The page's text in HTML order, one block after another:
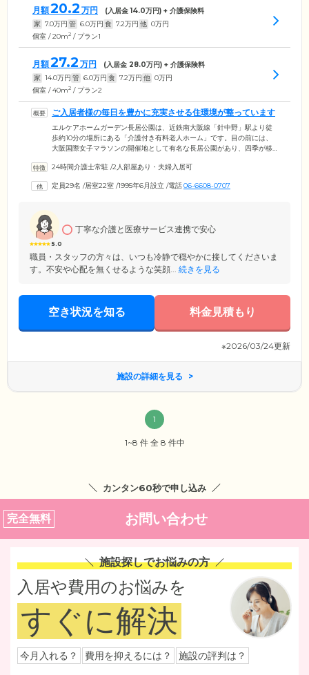
月額20.2 万円 (入居金14.0万円) + 介護保険料
家 7.0万円 管 6.0万円 食 7.2万円 他 0万円
個室 / 20m2 / プラン1
月額27.2 万円 (入居金 28.0万円) + 介護保険料
家 14.0万円 管 6.0万円 食 7.2万円 他 0万円
個室 / 40m2 / プラン2
ご入居者様の毎日を豊かに充実させる住環境が整っています
エルケアホームガーデン長居公園は、近鉄南大阪線「針中野」駅より徒
歩約10分の場所にある「介護付き有料老人ホーム」です。目の前には、
大阪国際女子マラソンの開催地として有名な長居公園があり、四季が移
も最適。近隣から駅の周辺にはショッピング施設や商店街も点在してお
グルームや談話室、大浴場があり、ゆったりとおくつろぎいただけま
24時間介護士常駐 /2人部屋あり・夫婦入居可
定員29名 /居室22室 /1995年6月設立 /電話06-6608-0707
5.0
丁寧な介護と医療サービス連携で安心
職員・スタッフの方々は、いつも冷静で穏やかに接してくださいま
す。不安や心配を無くせるような笑顔... 続きを見る
空き状況を知る 料金見積もり
※2026/03/24更新
施設の詳細を見る
1
1~8 件 全 8 件中
カンタン60秒で申し込み
完全無料 お問い合わせ
施設探しでお悩みの方
入居や費用のお悩みを
すぐに解決
今月入れる？ 費用を抑えるには？ 施設の評判は？